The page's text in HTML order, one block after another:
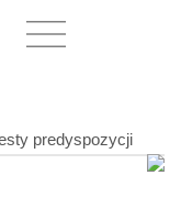
predyspozycji